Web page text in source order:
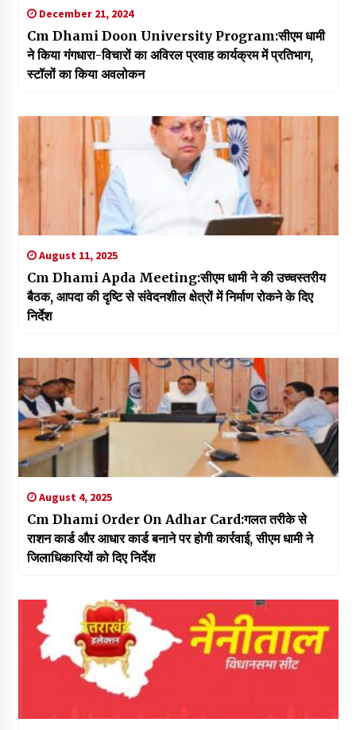
December 21, 2024
Cm Dhami Doon University Program:सीएम धामी
ने किया गंगधारा-विचारों का अविरल प्रवाह कार्यक्रम में प्रतिभाग,
स्टॉलों का किया अवलोकन
August 11, 2025
Cm Dhami Apda Meeting:सीएम धामी ने की उच्चस्तरीय
बैठक, आपदा की दृष्टि से संवेदनशील क्षेत्रों में निर्माण रोकने के दिए
निर्देश
August 4, 2025
Cm Dhami Order On Adhar Card:गलत तरीके से
राशन कार्ड और आधार कार्ड बनाने पर होगी कार्रवाई, सीएम धामी ने
जिलाधिकारियों को दिए निर्देश